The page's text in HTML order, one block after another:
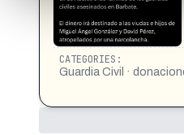
CATEGORIES:
Guardia Civil ·